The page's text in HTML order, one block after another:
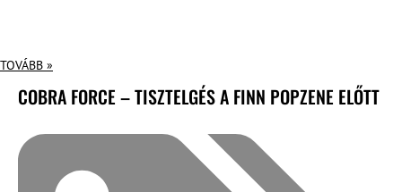
TOVÁBB »
COBRA FORCE – TISZTELGÉS A FINN POPZENE ELŐTT